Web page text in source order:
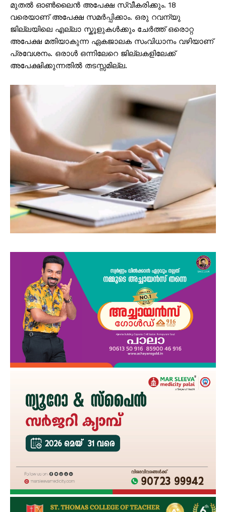
മുതൽ ഓൺലൈൻ അപേക്ഷ സ്വീകരിക്കും. 18
വരെയാണ് അപേക്ഷ സമർപ്പിക്കാം. ഒരു റവന്യു
ജില്ലയിലെ എല്ലാ സ്കൂളുകൾക്കും ചേർത്ത് ഒരൊറ്റ
അപേക്ഷ മതിയാകുന്ന ഏകജാലക സംവിധാനം വഴിയാണ്
പ്രവേശനം. ഒരാൾ ഒന്നിലേറെ ജില്ലകളിലേക്ക്
അപേക്ഷിക്കുന്നതിൽ തടസ്സമില്ല.